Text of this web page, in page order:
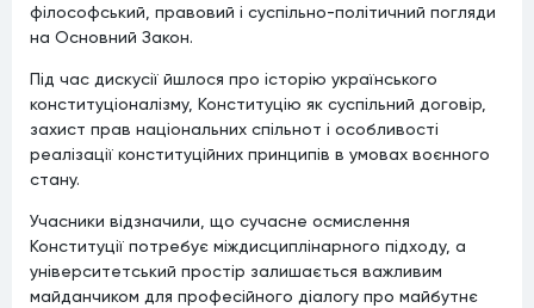
філософський, правовий і суспільно-політичний погляди
на Основний Закон.
Під час дискусії йшлося про історію українського
конституціоналізму, Конституцію як суспільний договір,
захист прав національних спільнот і особливості
реалізації конституційних принципів в умовах воєнного
стану.
Учасники відзначили, що сучасне осмислення
Конституції потребує міждисциплінарного підходу, а
університетський простір залишається важливим
майданчиком для професійного діалогу про майбутнє